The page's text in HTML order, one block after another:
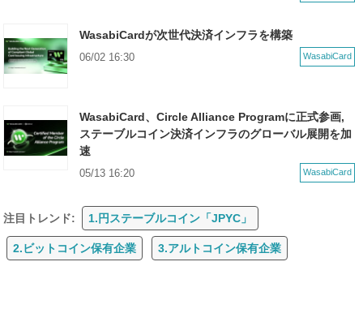
WasabiCardが次世代決済インフラを構築
WasabiCard
06/02 16:30
WasabiCard、Circle Alliance Programに正式参画,
ステーブルコイン決済インフラのグローバル展開を加
速
WasabiCard
05/13 16:20
注目トレンド: 1.円ステーブルコイン「JPYC」
2.ビットコイン保有企業 3.アルトコイン保有企業